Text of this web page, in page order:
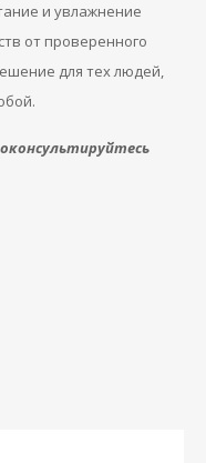
и увлажнение
от проверенного
для тех людей,